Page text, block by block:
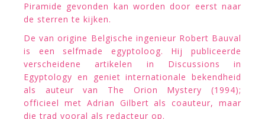
Piramide gevonden kan worden door eerst naar
de sterren te kijken.
De van origine Belgische ingenieur Robert Bauval
is een selfmade egyptoloog. Hij publiceerde
verscheidene artikelen in Discussions in
Egyptology en geniet internationale bekendheid
als auteur van The Orion Mystery (1994);
officieel met Adrian Gilbert als coauteur, maar
die trad vooral als redacteur op.